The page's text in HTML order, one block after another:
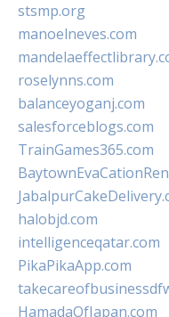
stsmp.org
manoelneves.com
roselynns.com
balanceyoganj.com
salesforceblogs.com
TrainGames365.com
halobjd.com
intelligenceqatar.com
PikaPikaApp.com
HamadaOfJapan.com